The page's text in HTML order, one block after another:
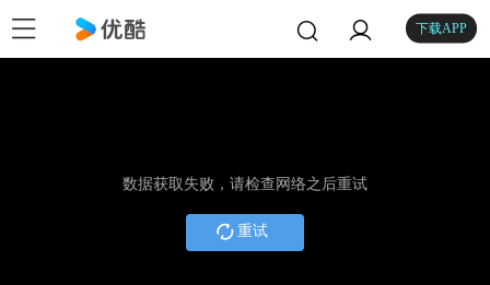
下载APP
数据获取失败，请检查网络之后重试
重试